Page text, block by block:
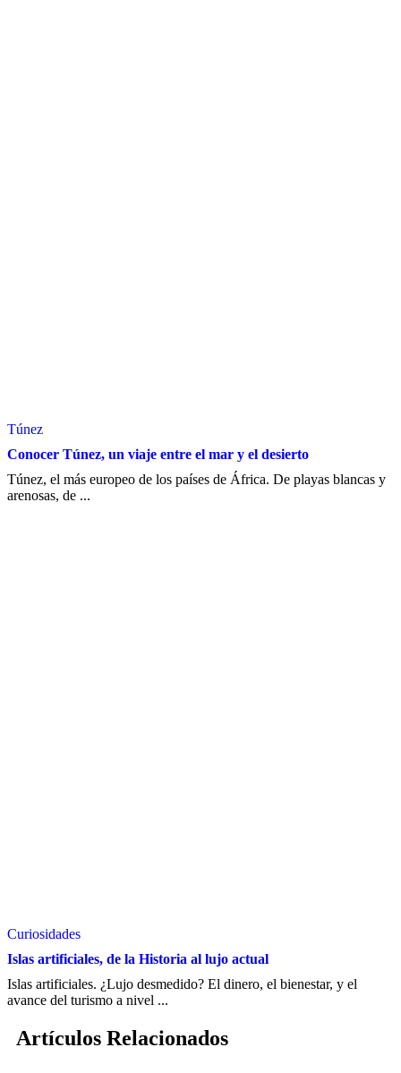
Túnez
Conocer Túnez, un viaje entre el mar y el desierto
Túnez, el más europeo de los países de África. De playas blancas y
arenosas, de ...
Curiosidades
Islas artificiales, de la Historia al lujo actual
Islas artificiales. ¿Lujo desmedido? El dinero, el bienestar, y el
avance del turismo a nivel ...
Artículos Relacionados